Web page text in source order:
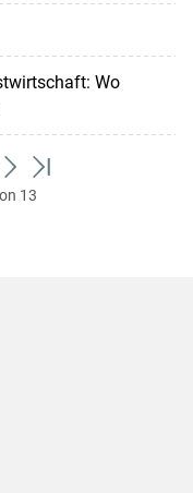
Wo
weiter
zum
zum
13